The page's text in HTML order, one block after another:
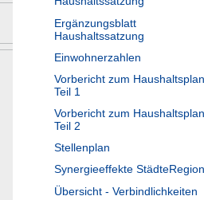
Ergänzungsblatt
Haushaltssatzung
Einwohnerzahlen
Vorbericht zum Haushaltsplan
Teil 1
Vorbericht zum Haushaltsplan
Teil 2
Stellenplan
Synergieeffekte StädteRegion
Übersicht - Verbindlichkeiten